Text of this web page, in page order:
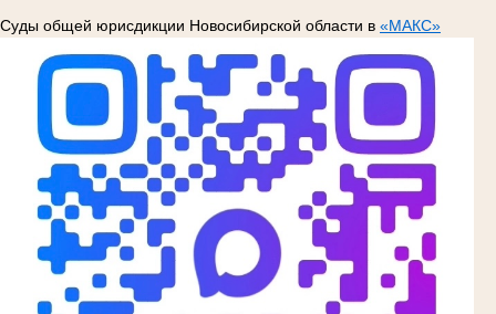
Суды общей юрисдикции Новосибирской области в «МАКС»